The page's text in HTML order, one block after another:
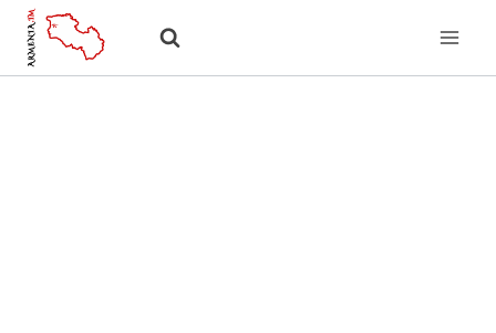
Skip